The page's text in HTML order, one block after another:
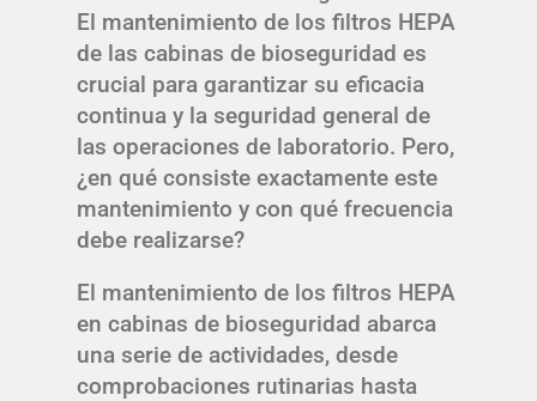
El mantenimiento de los filtros HEPA
de las cabinas de bioseguridad es
crucial para garantizar su eficacia
continua y la seguridad general de
las operaciones de laboratorio. Pero,
¿en qué consiste exactamente este
mantenimiento y con qué frecuencia
debe realizarse?
El mantenimiento de los filtros HEPA
en cabinas de bioseguridad abarca
una serie de actividades, desde
comprobaciones rutinarias hasta